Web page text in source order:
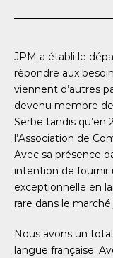
JPM a établi le
répondre aux
viennent d’autres
devenu membre
Serbe tandis
l’Association de
Avec sa présence
intention de fournir
exceptionnelle en
rare dans le
Nous avons un
langue française.